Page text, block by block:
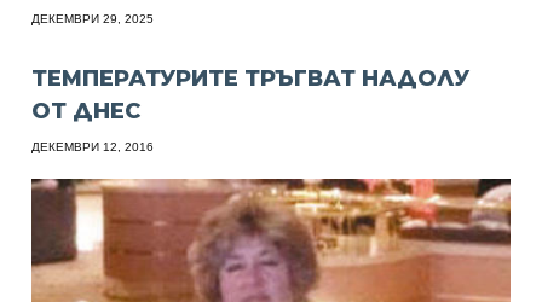
ДЕКЕМВРИ 29, 2025
ТЕМПЕРАТУРИТЕ ТРЪГВАТ НАДОЛУ
ОТ ДНЕС
ДЕКЕМВРИ 12, 2016